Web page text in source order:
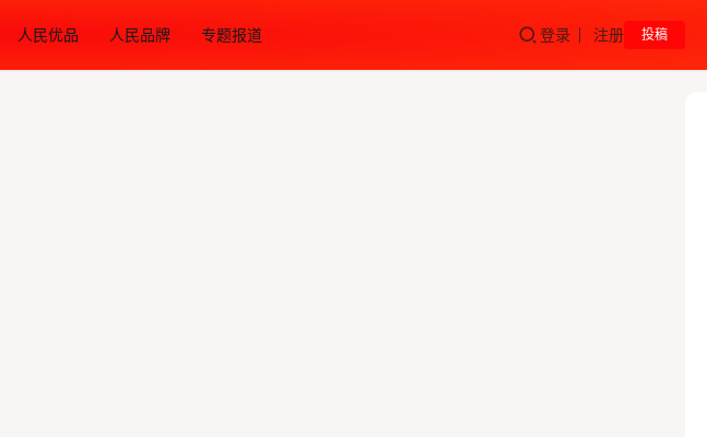
人民优品 人民品牌 专题报道 登录 注册 投稿